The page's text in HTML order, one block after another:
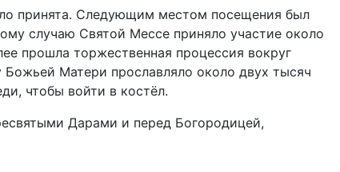
принята. Следующим местом посещения был
случаю Святой Мессе приняло участие около
прошла торжественная процессия вокруг
Матери прославляло около двух тысяч
чтобы войти в костёл.
Дарами и перед Богородицей,